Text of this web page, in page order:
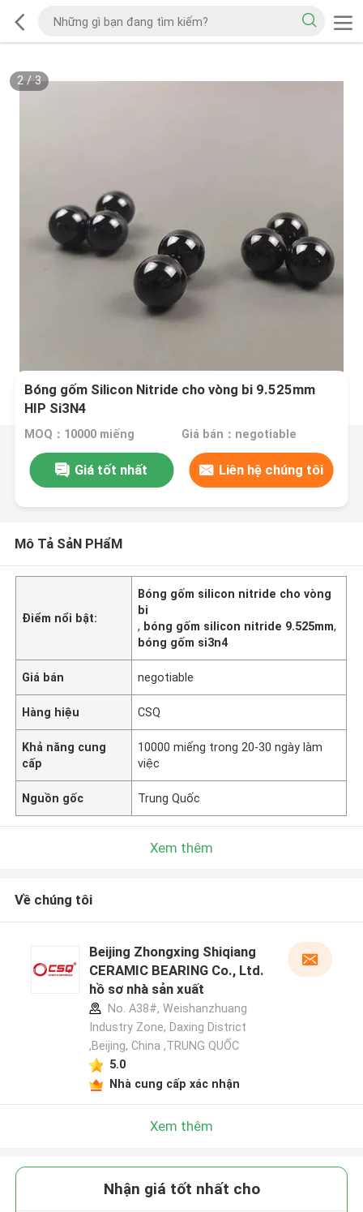
2/3
Bóng gốm Silicon Nitride cho vòng bi 9.525mm
HIP Si3N4
MOQ：10000 miếng Giá bán：negotiable
Giá tốt nhất Liên hệ chúng tôi
Mô Tả SảN PHẩM
Điểm nổi bật:
Bóng gốm silicon nitride cho vòng
bi
, bóng gốm silicon nitride 9.525mm,
bóng gốm si3n4
Giá bán negotiable
Hàng hiệu CSQ
Khả năng cung
cấp
10000 miếng trong 20-30 ngày làm
việc
Nguồn gốc Trung Quốc
Xem thêm
Về chúng tôi
Beijing Zhongxing Shiqiang
CERAMIC BEARING Co., Ltd.
hồ sơ nhà sản xuất
No. A38#, Weishanzhuang
Industry Zone, Daxing District
,Beijing, China ,TRUNG QUỐC
5.0
Nhà cung cấp xác nhận
Xem thêm
Nhận giá tốt nhất cho